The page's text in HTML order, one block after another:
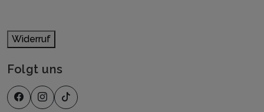
Widerruf
Folgt uns